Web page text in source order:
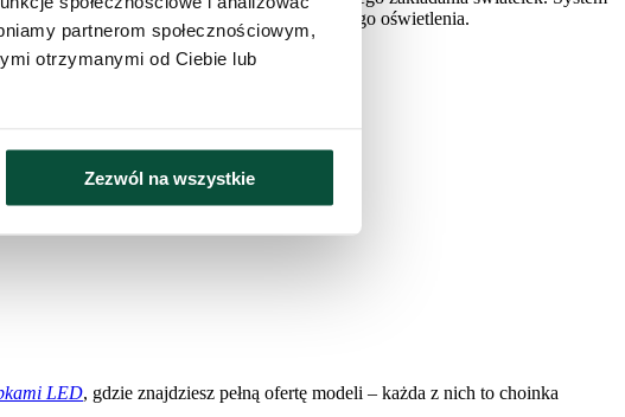
partnerom społecznościowym,
otrzymanymi od Ciebie lub
Zezwól na wszystkie
mniej zużycia w porównaniu do klasycznego oświetlenia.
LED, gdzie znajdziesz pełną ofertę modeli – każda z nich to choinka